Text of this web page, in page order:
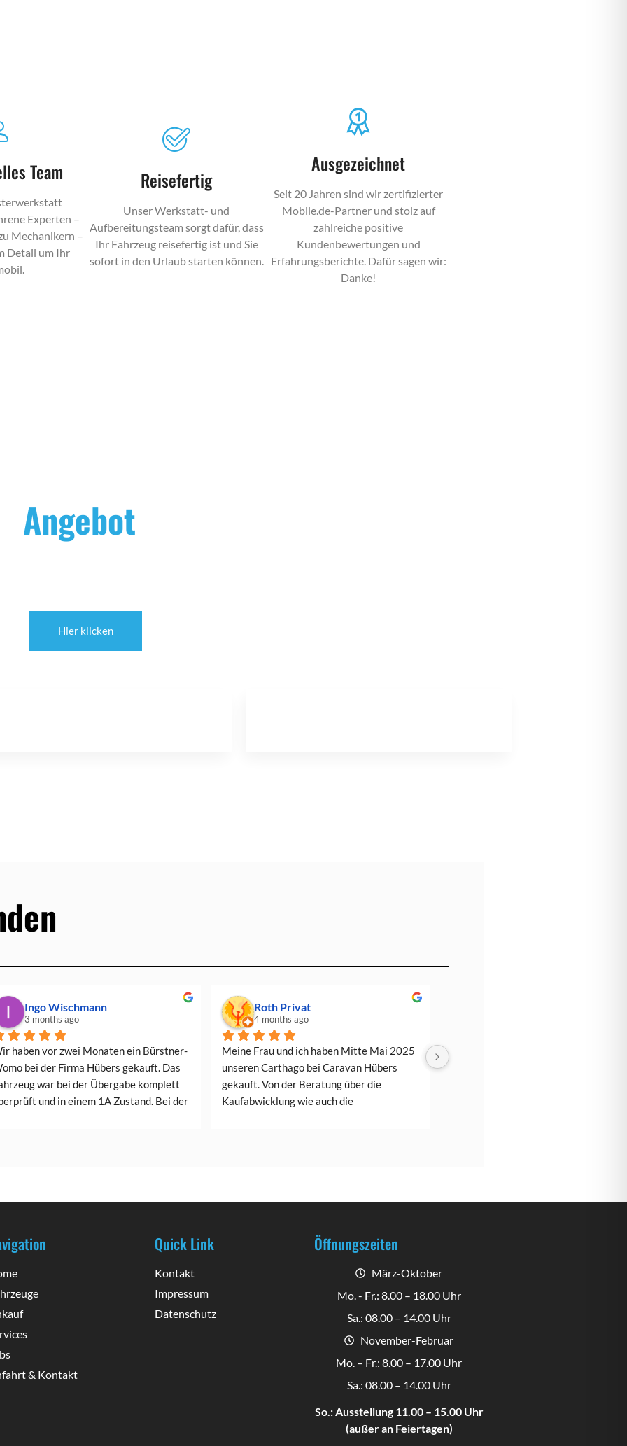
Team
Experten –
Mechanikern –
Detail um Ihr
Reisefertig
Unser Werkstatt- und
Aufbereitungsteam sorgt dafür, dass
Ihr Fahrzeug reisefertig ist und Sie
sofort in den Urlaub starten können.
Ausgezeichnet
Seit 20 Jahren sind wir zertifizierter
Mobile.de-Partner und stolz auf
zahlreiche positive
Kundenbewertungen und
Erfahrungsberichte. Dafür sagen wir:
Danke!
Angebot
Hier klicken
Ingo Wischmann
3 months ago
haben vor zwei Monaten ein Bürstner-
bei der Firma Hübers gekauft. Das
war bei der Übergabe komplett
und in einem 1A Zustand. Bei der
Übergabe immer gut betreut gefühlt.
und kompetent beantwortet.
haben wir in der Vergangenheit auch
ganz anders erlebt. Fazit: Womo top,
Roth Privat
4 months ago
Meine Frau und ich haben Mitte Mai 2025
unseren Carthago bei Caravan Hübers
gekauft. Von der Beratung über die
Kaufabwicklung wie auch die
& Kontakt
Quick Link
Kontakt
Impressum
Datenschutz
Öffnungszeiten
März-Oktober
Mo. - Fr.: 8.00 – 18.00 Uhr
Sa.: 08.00 – 14.00 Uhr
November-Februar
Mo. – Fr.: 8.00 – 17.00 Uhr
Sa.: 08.00 – 14.00 Uhr
So.: Ausstellung 11.00 – 15.00 Uhr
(außer an Feiertagen)